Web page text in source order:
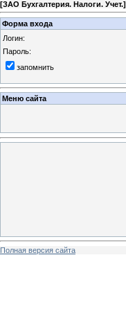
[ЗАО Бухгалтерия. Налоги. Учет.]
Форма входа
Логин:
Пароль:
запомнить
Меню сайта
Полная версия сайта